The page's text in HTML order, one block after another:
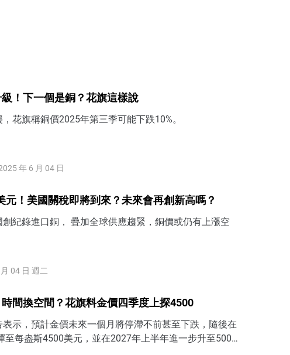
！下一個是銅？花旗這樣說
花旗稱銅價2025年第三季可能下跌10%。
年 6 月 04 日
元！美國關稅即將到來？未來會再創新高嗎？
紀錄進口銅， 疊加全球供應趨緊，銅價或仍有上漲空
04 日 週二
間換空間？花旗料金價四季度上探4500
示，預計金價未來一個月將停滯不前甚至下跌，隨後在
至每盎斯4500美元，並在2027年上半年進一步升至5000